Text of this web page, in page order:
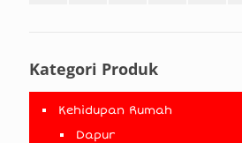
Kategori Produk
Kehidupan Rumah
Dapur